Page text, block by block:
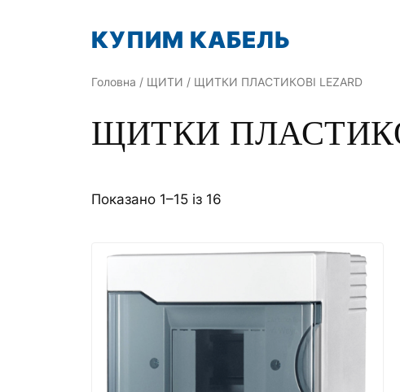
КУПИМ КАБЕЛЬ
Головна / ЩИТИ / ЩИТКИ ПЛАСТИКОВІ LEZARD
ЩИТКИ
Показано 1–15 із 16